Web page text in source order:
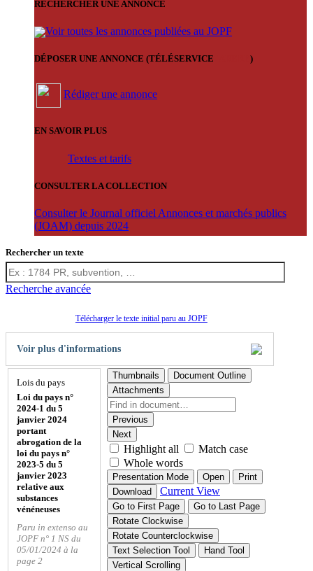
RECHERCHER UNE ANNONCE
Voir toutes les annonces publiées au JOPF
DÉPOSER UNE ANNONCE (TÉLÉSERVICE )
Rédiger une annonce
EN SAVOIR PLUS
Textes et tarifs
CONSULTER LA COLLECTION
Consulter le Journal officiel Annonces et marchés publics
(JOAM) depuis 2024
Rechercher un texte
Recherche avancée
Télécharger le texte initial paru au JOPF
Voir plus d'informations
Lois du pays
Loi du pays n°
2024-1 du 5
janvier 2024
portant
abrogation de la
loi du pays n°
2023-5 du 5
janvier 2023
relative aux
substances
vénéneuses
Paru in extenso au
JOPF n° 1 NS du
05/01/2024 à la
page 2
Thumbnails
Document Outline
Attachments
Previous
Next
Highlight all
Match case
Whole words
Presentation Mode Open
Print
Download
Current View
Go to First Page
Go to Last Page
Rotate Clockwise
Rotate Counterclockwise
Text Selection Tool
Hand Tool
Vertical Scrolling